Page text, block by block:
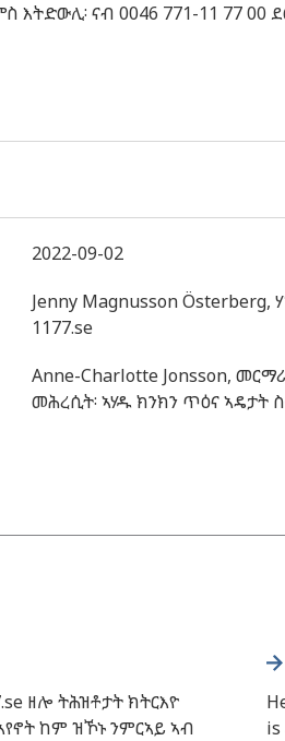
እትድውሊ፡ ናብ 0046 771-11 77 00
2022-09-02
Jenny Magnusson Österberg,
1177.se
Anne-Charlotte Jonsson,
መሕረሲት፡ ኣሃዱ ክንክን ጥዕና ኣዴታት
ዘሎ ትሕዝቶታት ክትርእዮ
ከም ዝኾኑ ንምርኣይ ኣብ
is